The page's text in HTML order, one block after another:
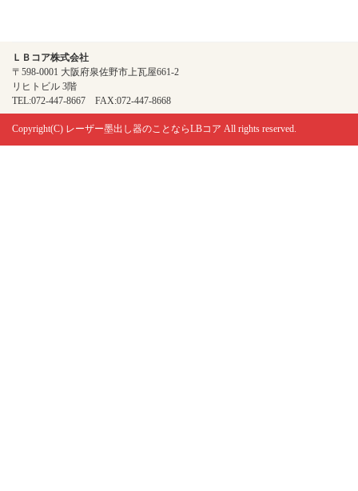
ＬＢコア株式会社
〒598-0001 大阪府泉佐野市上瓦屋661-2
リヒトビル 3階
TEL:072-447-8667 FAX:072-447-8668
Copyright(C) レーザー墨出し器のことならLBコア All rights reserved.